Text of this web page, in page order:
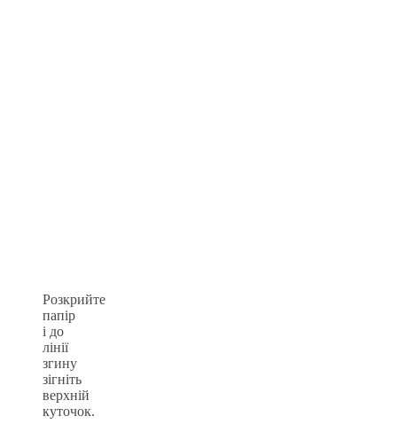
Розкрийте
папір
і до
лінії
згину
зігніть
верхній
куточок.